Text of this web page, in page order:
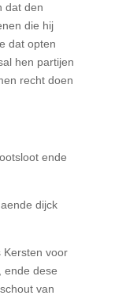
dat den
die hij
dat opten
hen partijen
recht doen
ende
dijck
Kersten voor
ende dese
van